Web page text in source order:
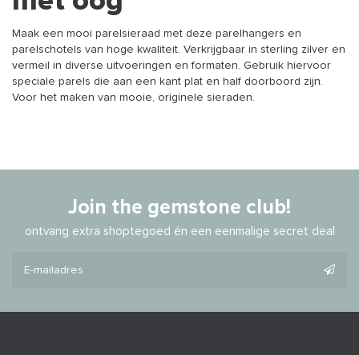
Maak een mooi parelsieraad met deze parelhangers en
parelschotels van hoge kwaliteit. Verkrijgbaar in sterling zilver en
vermeil in diverse uitvoeringen en formaten. Gebruik hiervoor
speciale parels die aan een kant plat en half doorboord zijn.
Voor het maken van mooie, originele sieraden.
Join the gemstone club!
ontvang extra shoptegoed én een eenmalige secret deal